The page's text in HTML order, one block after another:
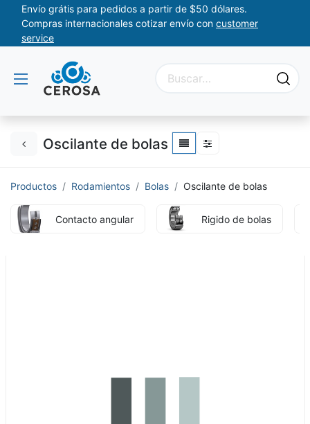
Envío grátis para pedidos a partir de $50 dólares.
Compras internacionales cotizar envío con customer
service
Oscilante de bolas
Productos Rodamientos Bolas Oscilante de bolas
Contacto angular Rigido de bolas